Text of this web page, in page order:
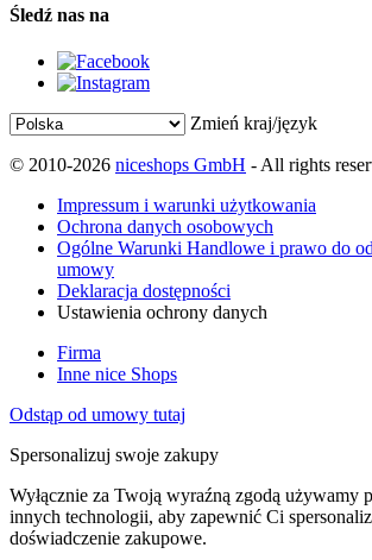
Śledź nas na
Zmień kraj/język
© 2010-2026 niceshops GmbH - All rights
Impressum i warunki użytkowania
Ochrona danych osobowych
Ogólne Warunki Handlowe i prawo do
umowy
Deklaracja dostępności
Ustawienia ochrony danych
Firma
Inne nice Shops
Odstąp od umowy tutaj
Spersonalizuj swoje zakupy
Wyłącznie za Twoją wyraźną zgodą używamy
innych technologii, aby zapewnić Ci
doświadczenie zakupowe.